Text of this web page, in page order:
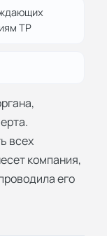
ТР
всех
компания,
его